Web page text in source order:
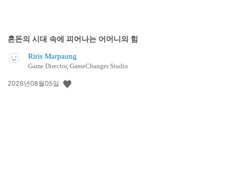
혼돈의 시대 속에 피어나는 어머니의 힘
Riris Marpaung
Game Director, GameChanger Studio
공
2026년08월05일